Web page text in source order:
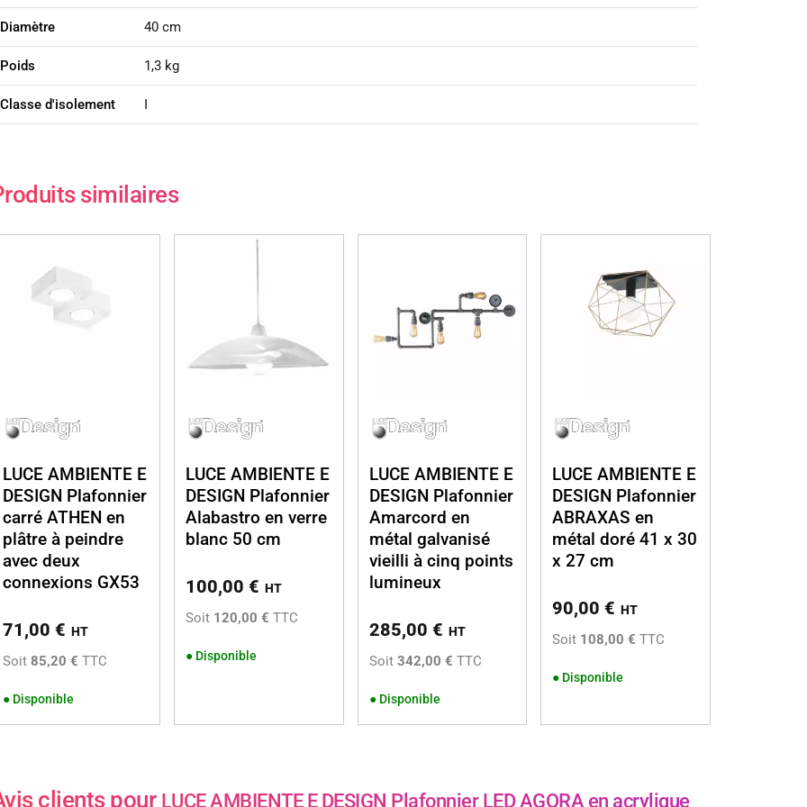
Diamètre 40 cm
Poids 1,3 kg
Classe d'isolement I
similaires
LUCE AMBIENTE E
DESIGN Plafonnier
carré ATHEN en
plâtre à peindre
avec deux
connexions GX53
71,00 € HT
Soit 85,20 € TTC
● Disponible
LUCE AMBIENTE E
DESIGN Plafonnier
Alabastro en verre
blanc 50 cm
100,00€ HT
Soit 120,00 € TTC
● Disponible
LUCE AMBIENTE E
DESIGN Plafonnier
Amarcord en
métal galvanisé
vieilli à cinq points
lumineux
285,00 € HT
Soit 342,00 € TTC
● Disponible
LUCE AMBIENTE E
DESIGN Plafonnier
ABRAXAS en
métal doré 41 x 30
x 27 cm
90,00€ HT
Soit 108,00 € TTC
● Disponible
clients pour LUCE AMBIENTE E DESIGN Plafonnier LED AGORA en acrylique